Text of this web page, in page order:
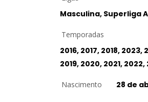
Masculina, Superliga
Temporadas
2016, 2017, 2018, 2023,
2019, 2020, 2021, 2022,
Nascimento 28 de